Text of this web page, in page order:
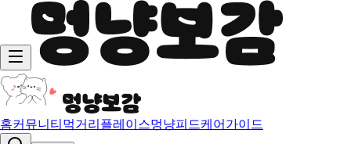
홈커뮤니티 먹거리 플레이스멍냥피드케어가이드